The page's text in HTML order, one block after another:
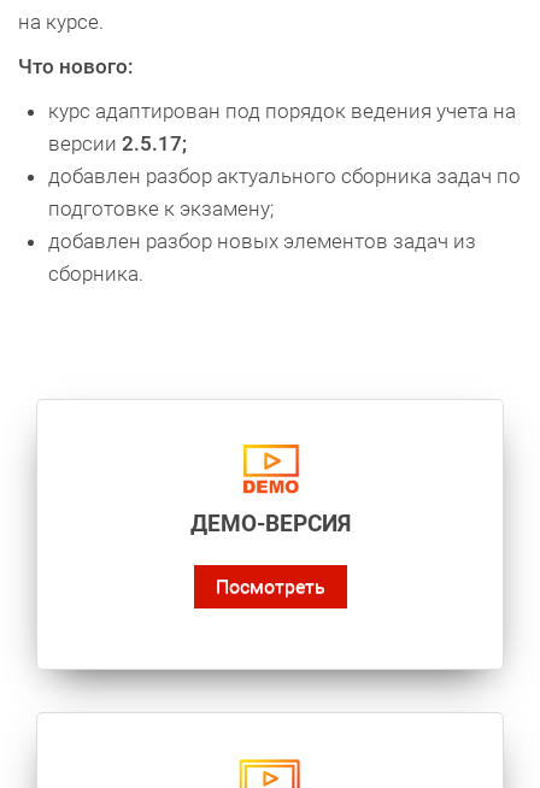
на курсе.
Что нового:
курс адаптирован под порядок ведения учета на
версии 2.5.17;
добавлен разбор актуального сборника задач по
подготовке к экзамену;
добавлен разбор новых элементов задач из
сборника.
ДЕМО-ВЕРСИЯ
Посмотреть